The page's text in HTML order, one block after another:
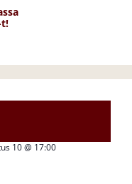
t!
10 @ 17:00